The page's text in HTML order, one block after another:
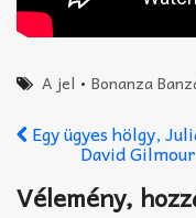
A jel •Bonanza
Egy ügyes hölgy,
David
Vélemény,